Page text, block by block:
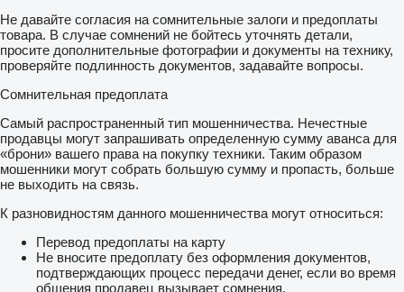
Не давайте согласия на сомнительные залоги и предоплаты
товара. В случае сомнений не бойтесь уточнять детали,
просите дополнительные фотографии и документы на технику,
проверяйте подлинность документов, задавайте вопросы.
Сомнительная предоплата
Самый распространенный тип мошенничества. Нечестные
продавцы могут запрашивать определенную сумму аванса для
«брони» вашего права на покупку техники. Таким образом
мошенники могут собрать большую сумму и пропасть, больше
не выходить на связь.
К разновидностям данного мошенничества могут относиться:
Перевод предоплаты на карту
Не вносите предоплату без оформления документов,
подтверждающих процесс передачи денег, если во время
общения продавец вызывает сомнения.